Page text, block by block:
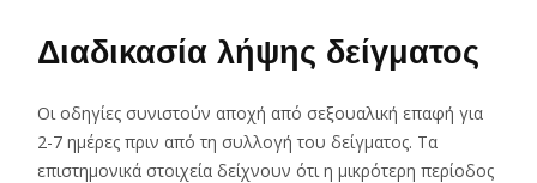
Διαδικασία λήψης δείγματος
Οι οδηγίες συνιστούν αποχή από σεξουαλική επαφή για
2-7 ημέρες πριν από τη συλλογή του δείγματος. Τα
επιστημονικά στοιχεία δείχνουν ότι η μικρότερη περίοδος